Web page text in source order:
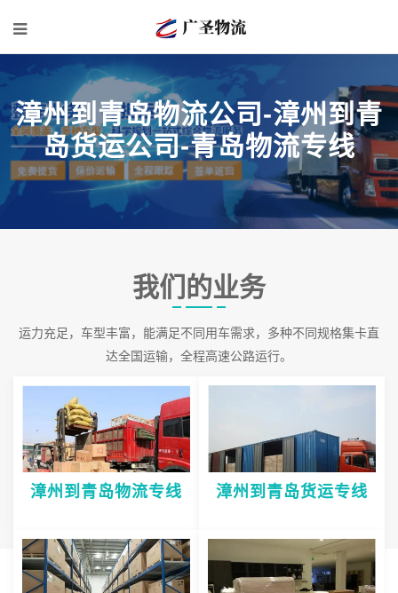
漳州到青岛物流公司-漳州到青
岛货运公司-青岛物流专线
我们的业务
运力充足，车型丰富，能满足不同用车需求，多种不同规格集卡直
达全国运输，全程高速公路运行。
漳州到青岛物流专线 漳州到青岛货运专线